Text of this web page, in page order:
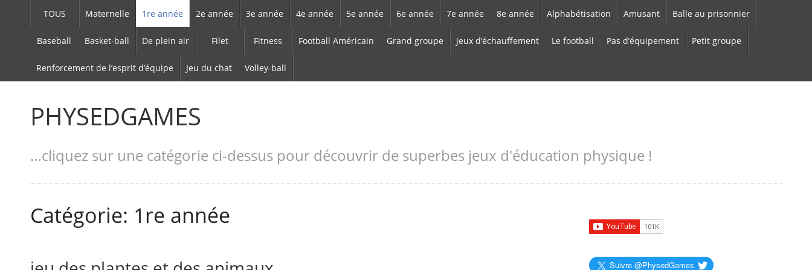
TOUS Maternelle 1re année 2e année 3e année 4e année 5e année 6e année 7e année 8e année Alphabétisation Amusant Balle au prisonnier
Baseball Basket-ball De plein air Filet Fitness Football Américain Grand groupe Jeux d’échauffement Le football Pas d’équipement Petit groupe
Renforcement de l’esprit d’équipe Jeu du chat Volley-ball
PHYSEDGAMES
…cliquez sur une catégorie ci-dessus pour découvrir de superbes jeux d'éducation physique !
Catégorie: 1re année
Suivre @PhysedGames